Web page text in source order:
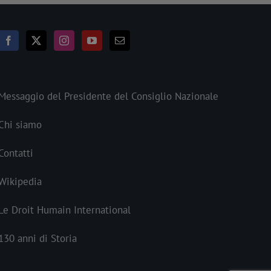
del Presidente del Consiglio Nazionale
siamo
Droit Humain International
anni di Storia